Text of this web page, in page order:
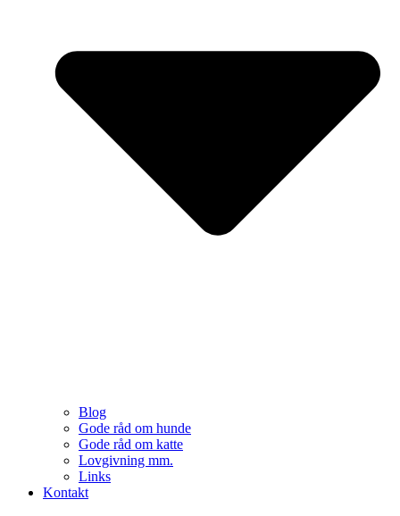
Blog
Gode råd om hunde
Gode råd om katte
Lovgivning mm.
Links
Kontakt